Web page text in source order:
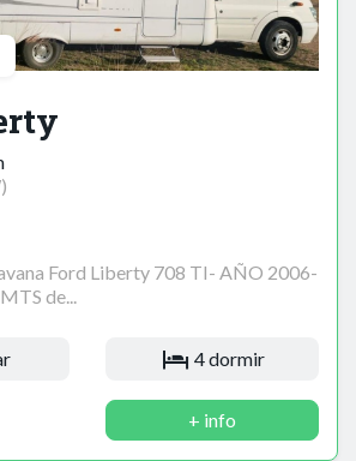
Ford Liberty 708 TI- AÑO 2006-
de...
4 dormir
+ info